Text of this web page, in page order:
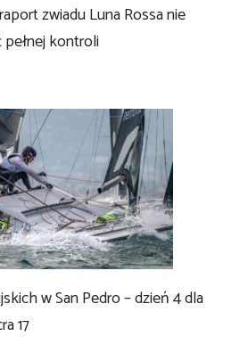
zwiadu Luna Rossa nie
pełnej kontroli
w San Pedro – dzień 4 dla
17